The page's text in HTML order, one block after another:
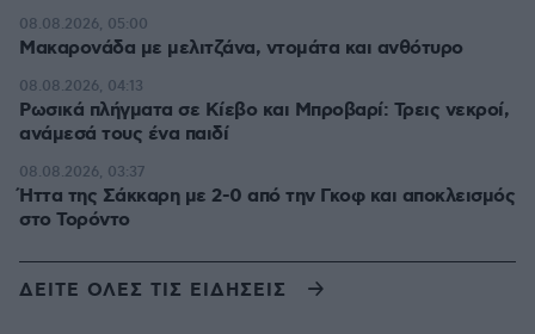
Μακαρονάδα με μελιτζάνα, ντομάτα και ανθότυρο
08.08.2026, 05:00
Ρωσικά πλήγματα σε Κίεβο και Μπροβαρί: Τρεις νεκροί,
ανάμεσά τους ένα παιδί
08.08.2026, 04:13
Ήττα της Σάκκαρη με 2-0 από την Γκοφ και αποκλεισμός
στο Τορόντο
08.08.2026, 03:37
ΔΕΙΤΕ ΟΛΕΣ ΤΙΣ ΕΙΔΗΣΕΙΣ